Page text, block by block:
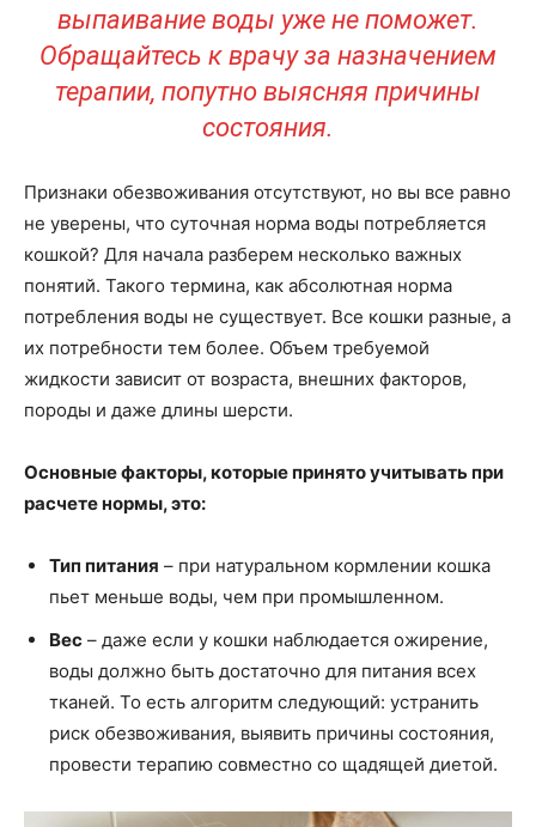
выпаивание воды уже не поможет.
Обращайтесь к врачу за назначением
терапии, попутно выясняя причины
состояния.
Признаки обезвоживания отсутствуют, но вы все равно
не уверены, что суточная норма воды потребляется
кошкой? Для начала разберем несколько важных
понятий. Такого термина, как абсолютная норма
потребления воды не существует. Все кошки разные, а
их потребности тем более. Объем требуемой
жидкости зависит от возраста, внешних факторов,
породы и даже длины шерсти.
Основные факторы, которые принято учитывать при
расчете нормы, это:
Тип питания – при натуральном кормлении кошка
пьет меньше воды, чем при промышленном.
Вес – даже если у кошки наблюдается ожирение,
воды должно быть достаточно для питания всех
тканей. То есть алгоритм следующий: устранить
риск обезвоживания, выявить причины состояния,
провести терапию совместно со щадящей диетой.